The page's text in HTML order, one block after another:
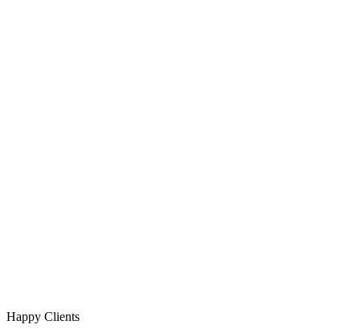
Happy Clients